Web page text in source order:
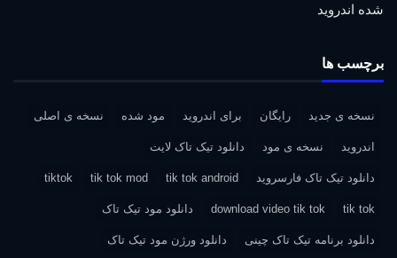
شده اندروید
برچسب ها
نسخه ی جدید رایگان برای اندروید مود شده نسخه ی اصلی
اندروید نسخه ی مود دانلود تیک تاک لایت
دانلود تیک تاک فارسروید tik tok android
tik tok mod
tiktok
tik tok
download video tik tok دانلود مود تیک تاک
دانلود برنامه تیک تاک چینی دانلود ورژن مود تیک تاک